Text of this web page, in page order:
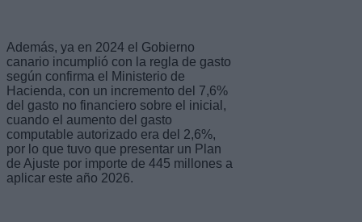
Además, ya en 2024 el Gobierno
canario incumplió con la regla de gasto
según confirma el Ministerio de
Hacienda, con un incremento del 7,6%
del gasto no financiero sobre el inicial,
cuando el aumento del gasto
computable autorizado era del 2,6%,
por lo que tuvo que presentar un Plan
de Ajuste por importe de 445 millones a
aplicar este año 2026.